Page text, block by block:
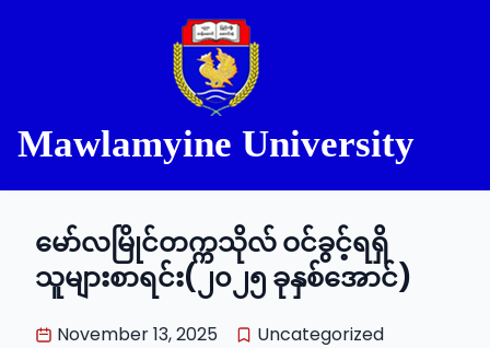
Mawlamyine University
Mawlamyine University
မော်လမြိုင်တက္ကသိုလ် ဝင်ခွင့်ရရှိ
သူများစာရင်း(၂၀၂၅ ခုနှစ်အောင်)
November 13, 2025 Uncategorized